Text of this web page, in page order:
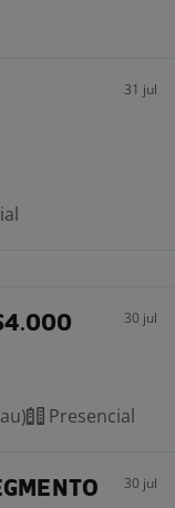
31 jul
30 jul
Presencial
30 jul